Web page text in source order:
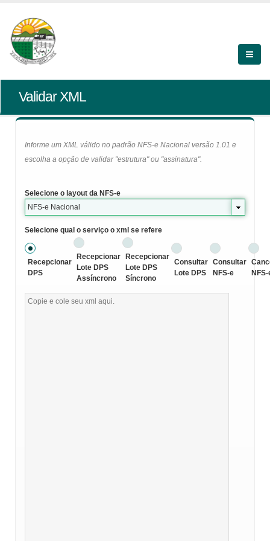
Validar XML
Informe um XML válido no padrão NFS-e Nacional versão 1.01 e
escolha a opção de validar "estrutura" ou "assinatura".
Selecione o layout da NFS-e
NFS-e Nacional
Selecione qual o serviço o xml se refere
Recepcionar
DPS
Recepcionar
Lote DPS
Assíncrono
Recepcionar
Lote DPS
Síncrono
Consultar
Lote DPS
Consultar
NFS-e
NFS-